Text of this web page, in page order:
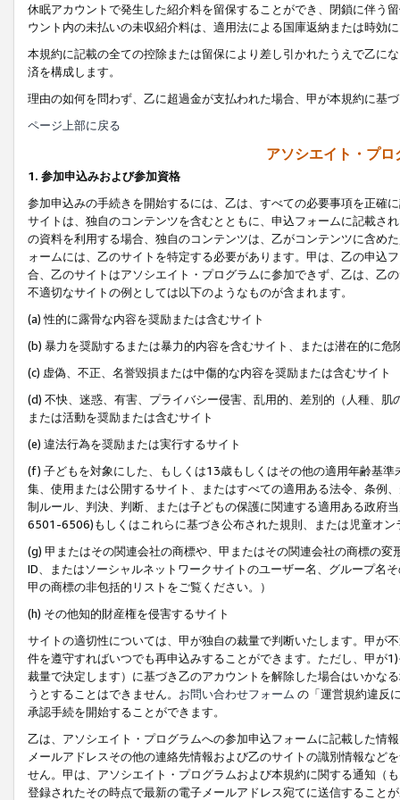
休眠アカウントで発生した紹介料を留保することができ、閉鎖に伴う
ウント内の未払いの未収紹介料は、適用法による国庫返納または時効
本規約に記載の全ての控除または留保により差し引かれたうえで乙に
済を構成します。
理由の如何を問わず、乙に超過金が支払われた場合、甲が本規約に基
ページ上部に戻る
アソシエイト・プ
1. 参加申込みおよび参加資格
参加申込みの手続きを開始するには、乙は、すべての必要事項を正確
サイトは、独自のコンテンツを含むとともに、申込フォームに記載さ
の資料を利用する場合、独自のコンテンツは、乙がコンテンツに含め
ォームには、乙のサイトを特定する必要があります。甲は、乙の申込
合、乙のサイトはアソシエイト・プログラムに参加できず、乙は、乙
不適切なサイトの例としては以下のようなものが含まれます。
(a) 性的に露骨な内容を奨励または含むサイト
(b) 暴力を奨励するまたは暴力的内容を含むサイト、または潜在的に
(c) 虚偽、不正、名誉毀損または中傷的な内容を奨励または含むサイト
(d) 不快、迷惑、有害、プライバシー侵害、乱用的、差別的（人種、
または活動を奨励または含むサイト
(e) 違法行為を奨励または実行するサイト
(f) 子どもを対象にした、もしくは13歳もしくはその他の適用年齢基
集、使用または公開するサイト、またはすべての適用ある法令、条例
制ルール、判決、判断、または子どもの保護に関連する適用ある政府
6501-6506)もしくはこれらに基づき公布された規則、または児童オン
(g) 甲またはその関連会社の商標や、甲またはその関連会社の商標の
ID、またはソーシャルネットワークサイトのユーザー名、グループ名
甲の商標の非包括的リストをご覧ください。）
(h) その他知的財産権を侵害するサイト
サイトの適切性については、甲が独自の裁量で判断いたします。甲が
件を遵守すればいつでも再申込みすることができます。ただし、甲が
裁量で決定します）に基づき乙のアカウントを解除した場合はいかな
うとすることはできません。 お問い合わせフォーム の「運営規約違反
承認手続を開始することができます。
乙は、アソシエイト・プログラムへの参加申込フォームに記載した情
メールアドレスその他の連絡先情報および乙のサイトの識別情報など
せん。甲は、アソシエイト・プログラムおよび本規約に関する通知（
登録されたその時点で最新の電子メールアドレス宛てに送信すること